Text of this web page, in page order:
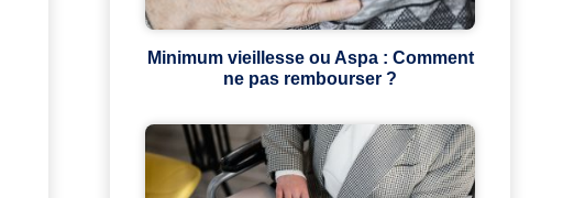
Minimum vieillesse ou Aspa : Comment
ne pas rembourser ?